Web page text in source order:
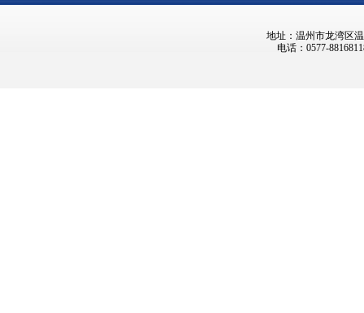
地址：温州市龙湾区
电话：0577-